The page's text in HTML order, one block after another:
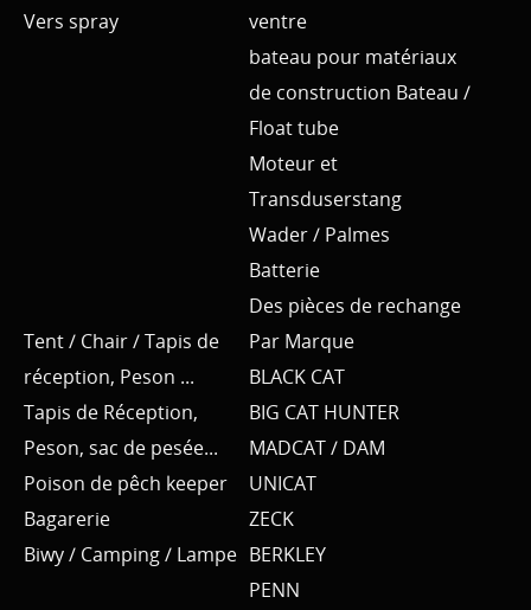
Vers spray
ventre
bateau pour matériaux
de construction Bateau /
Float tube
Moteur et
Transduserstang
Wader / Palmes
Batterie
Des pièces de rechange
Tent / Chair / Tapis de
réception, Peson ...
Tapis de Réception,
Peson, sac de pesée...
Poison de pêch keeper
Bagarerie
Biwy / Camping / Lampe
Par Marque
BLACK CAT
BIG CAT HUNTER
MADCAT / DAM
UNICAT
ZECK
BERKLEY
PENN